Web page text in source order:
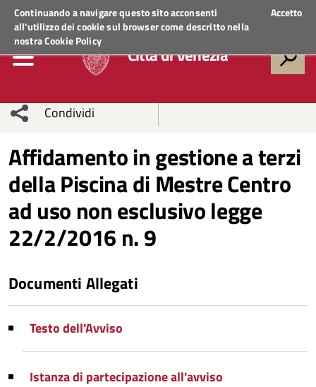
Continuando a navigare questo sito acconsenti
all'utilizzo dei cookie sul browser come descritto nella
nostraCookie Policy
Accetto
Regione VenetoACCEDI AI SERVIZI
Città di Venezia
Condividi
sui social
network
Condividi
Condividi
su
Facebook
Condividi
su
Twitter
Condividi
su
Facebook
Condividi
Whatsapp
Affidamento in gestione a terzi
della Piscina di Mestre Centro
ad uso non esclusivo legge
22/2/2016 n. 9
Documenti Allegati
Testo dell'Avviso
Istanza di partecipazione all'avviso